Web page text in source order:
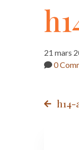
21 mars
0
h14-